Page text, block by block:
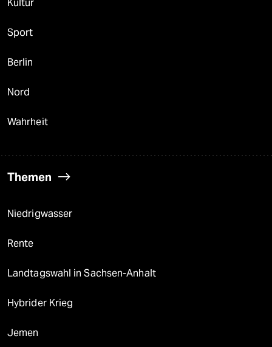
Kultur
Sport
Berlin
Nord
Wahrheit
Themen
Niedrigwasser
Rente
Landtagswahl in Sachsen-Anhalt
Hybrider Krieg
Jemen